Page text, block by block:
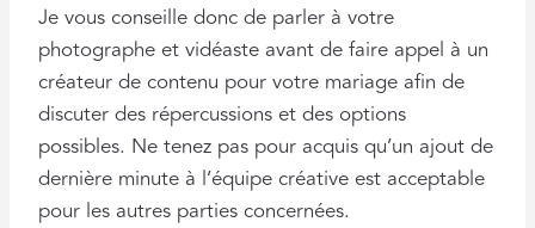
Je vous conseille donc de parler à votre
photographe et vidéaste avant de faire appel à un
créateur de contenu pour votre mariage afin de
discuter des répercussions et des options
possibles. Ne tenez pas pour acquis qu’un ajout de
dernière minute à l’équipe créative est acceptable
pour les autres parties concernées.